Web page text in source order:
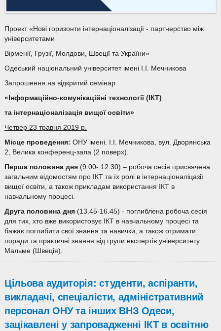
Проект «Нові горизонти інтернаціоналізації - партнерство між
університетами
Вірменії, Грузії, Молдови, Швеції та України»
Одеський національний університет імені І.І. Мечникова
Запрошення на відкритий семінар
«Інформаційно-комунікаційні технології (ІКТ)
та інтернаціоналізація вищої освіти»
Четвер 23 травня 2019 р.
Місце проведення: ОНУ імені. І.І. Мечникова, вул. Дворянська
2, Велика конференц-зала (2 поверх).
Перша половина дня(9.00- 12.30) – робоча сесія присвячена
загальним відомостям про ІКТ та їх ролі в інтернаціоналіцазії
вищої освіти, а також прикладам використання ІКТ в
навчальному процесі.
Друга половина дня(13.45-16.45) - поглиблена робоча сесія
для тих, хто вже використовує ІКТ в навчальному процесі та
бажає поглибити свої знання та навички, а також отримати
поради та практичні знання від групи експертів університету
Мальме (Швеція).
Цільова аудиторія: студенти, аспіранти,
викладачі, спеціалісти, адміністративний
персонал ОНУ та інших ВНЗ Одеси,
зацікавлені у запровадженні ІКТ в освітню